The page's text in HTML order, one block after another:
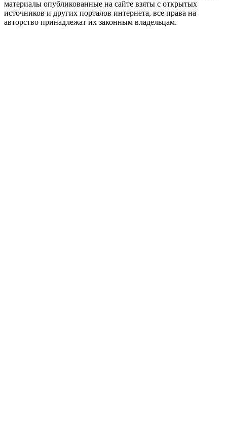
материалы опубликованные на сайте взяты с открытых
источников и других порталов интернета, все права на
авторство принадлежат их законным владельцам.